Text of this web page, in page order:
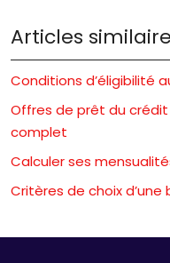
Articles
Conditions d’éligibilité
Offres de prêt du
complet
Calculer ses
Critères de choix